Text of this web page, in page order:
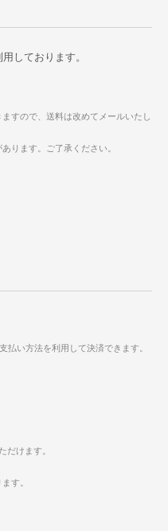
しております。
すので、送料は改めてメールいたし
ります。ご了承ください。
払い方法を利用して決済できます。
だけます。
す。